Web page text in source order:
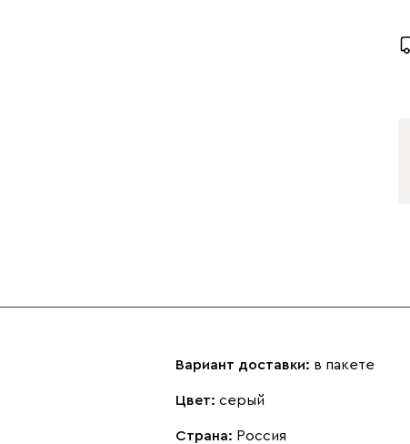
Вариант доставки: в пакете
Цвет: серый
Страна: Россия